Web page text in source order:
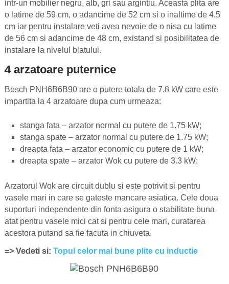
intr-un mobilier negru, alb, gri sau argintiu. Aceasta plita are
o latime de 59 cm, o adancime de 52 cm si o inaltime de 4.5
cm iar pentru instalare veti avea nevoie de o nisa cu latime
de 56 cm si adancime de 48 cm, existand si posibilitatea de
instalare la nivelul blatului.
4 arzatoare puternice
Bosch PNH6B6B90 are o putere totala de 7.8 kW care este
impartita la 4 arzatoare dupa cum urmeaza:
stanga fata – arzator normal cu putere de 1.75 kW;
stanga spate – arzator normal cu putere de 1.75 kW;
dreapta fata – arzator economic cu putere de 1 kW;
dreapta spate – arzator Wok cu putere de 3.3 kW;
Arzatorul Wok are circuit dublu si este potrivit si pentru
vasele mari in care se gateste mancare asiatica. Cele doua
suporturi independente din fonta asigura o stabilitate buna
atat pentru vasele mici cat si pentru cele mari, curatarea
acestora putand sa fie facuta in chiuveta.
=> Vedeti si: Topul celor mai bune plite cu inductie